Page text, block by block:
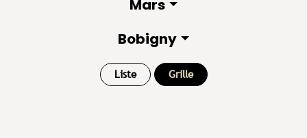
Mars
Bobigny
Liste Grille